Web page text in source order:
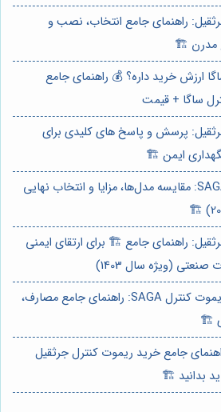
راهنمای جامع انتخاب، نصب و
مدرن 🏗️
ارزش خرید داره؟ 💰 راهنمای جامع
ساگا + قیمت
پرسش و پاسخ های کلیدی برای
ایمن 🏗️
⭐️ ریموت کنترل SAGA: مقایسه مدل‌ها، مزایا و انتخاب نهایی
راهنمای جامع 🏗️ برای ارتقای ایمنی
(ویژه سال 1403)
راهنمای جامع ⭐️ ریموت کنترل SAGA: راهنمای جامع مصارف،
🏗️
جامع خرید ریموت کنترل جرثقیل